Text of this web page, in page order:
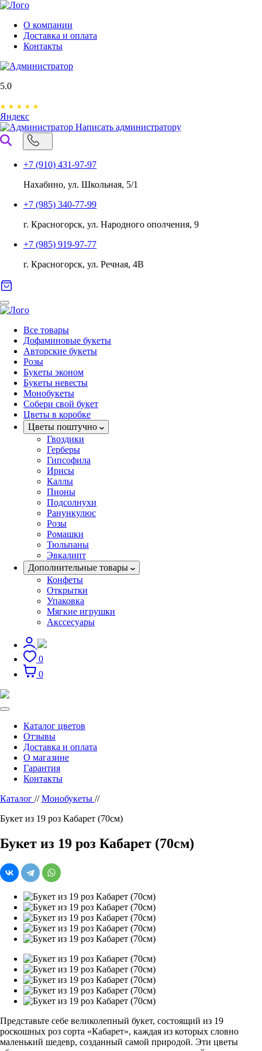
О компании
Доставка и оплата
Контакты
5.0
Яндекс
Написать администратору
+7 (910) 431-97-97
Нахабино, ул. Школьная, 5/1
+7 (985) 340-77-99
г. Красногорск, ул. Народного ополчения, 9
+7 (985) 919-97-77
г. Красногорск, ул. Речная, 4В
Все товары
Дофаминовые букеты
Авторские букеты
Розы
Букеты эконом
Букеты невесты
Монобукеты
Собери свой букет
Цветы в коробке
Цветы поштучно
Гвоздики
Герберы
Гипсофила
Ирисы
Каллы
Пионы
Подсолнухи
Ранункулюс
Розы
Ромашки
Тюльпаны
Эвкалипт
Дополнительные товары
Конфеты
Открытки
Упаковка
Мягкие игрушки
Акссесуары
0
0
Каталог цветов
Отзывы
Доставка и оплата
О магазине
Гарантия
Контакты
Каталог // Монобукеты //
Букет из 19 роз Кабарет (70см)
Букет из 19 роз Кабарет (70см)
Представьте себе великолепный букет, состоящий из 19
роскошных роз сорта «Кабарет», каждая из которых словно
маленький шедевр, созданный самой природой. Эти цветы